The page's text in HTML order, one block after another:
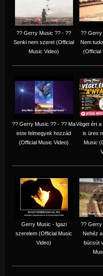
?? Gerry Music ?? - ??
Senki nem szeret (Official
Music Video)
?? Gerry
Nem
(Official
?? Gerry Music ?? - ?? Ma
este felmegyek hozzád
(Official Music Video)
Véget ért
is üres
Music
Gerry Music - Igazi
szerelem (Official Music
Video)
?? Gerry
Nehéz
búcsút